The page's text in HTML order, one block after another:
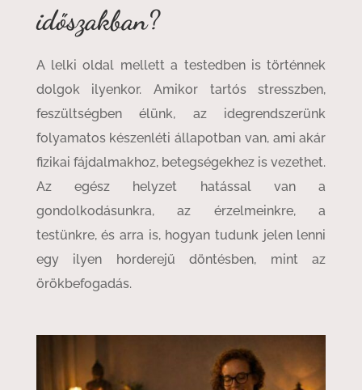
időszakban?
A lelki oldal mellett a testedben is történnek
dolgok ilyenkor. Amikor tartós stresszben,
feszültségben élünk, az idegrendszerünk
folyamatos készenléti állapotban van, ami akár
fizikai fájdalmakhoz, betegségekhez is vezethet.
Az egész helyzet hatással van a
gondolkodásunkra, az érzelmeinkre, a
testünkre, és arra is, hogyan tudunk jelen lenni
egy ilyen horderejű döntésben, mint az
örökbefogadás.